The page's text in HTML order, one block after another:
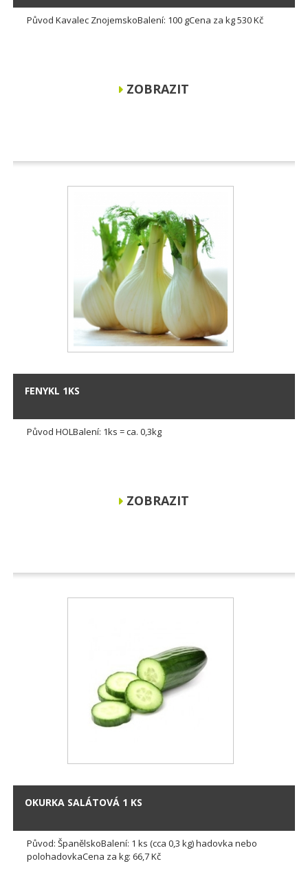
Původ Kavalec ZnojemskoBalení: 100 gCena za kg 530 Kč
ZOBRAZIT
FENYKL 1KS
Původ HOLBalení: 1ks = ca. 0,3kg
ZOBRAZIT
OKURKA SALÁTOVÁ 1 KS
Původ: ŠpanělskoBalení: 1 ks (cca 0,3 kg) hadovka nebo
polohadovkaCena za kg: 66,7 Kč